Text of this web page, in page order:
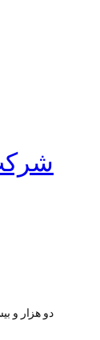
دو هزار و